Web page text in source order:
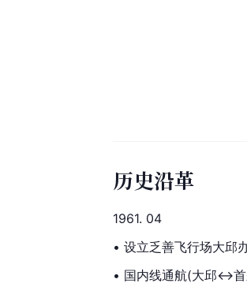
历史沿革
1961. 04
• 设立乏善飞行场大邱
• 国内线通航(大邱↔